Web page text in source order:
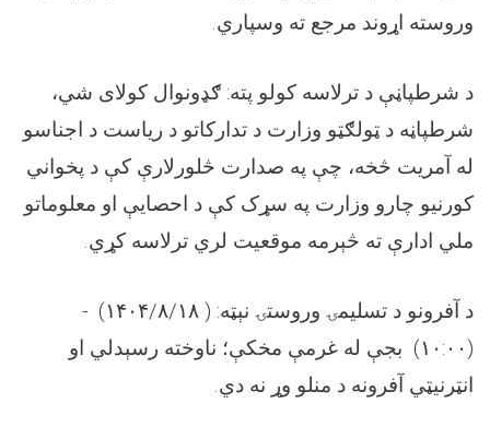
وروسته اړوند مرجع ته وسپاري.
د شرطپاڼې د ترلاسه کولو پته: ګډونوال کولای شي،
شرطپاڼه د ټولګټو وزارت د تدارکاتو د رياست د اجناسو
له آمريت څخه، چې په صدارت څلور‌لارې کې د پخواني
کورنيو چارو وزارت په سړک کې د احصایې او معلوماتو
ملي ادارې ته څېرمه موقعيت لري ترلاسه کړي.
د آفرونو د تسليمۍ وروستۍ نېټه: ( ۱۴۰۴/۸/۱۸
) -
(۱۰:۰۰) بجې له غرمې مخکې؛ ناوخته رسېدلي او
انټرنيټي آفرونه د منلو وړ نه دي.